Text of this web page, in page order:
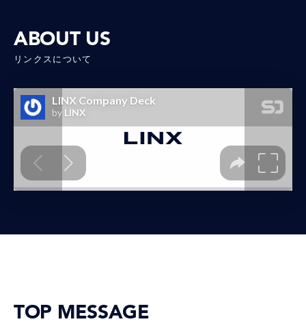
ABOUT US
リンクスについて
TOP MESSAGE